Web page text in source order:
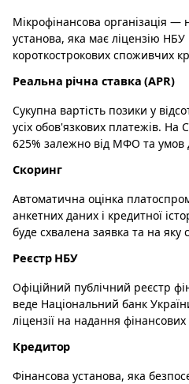
Мікрофінансова організація —
установа, яка має ліцензію НБУ
короткострокових споживчих
Реальна річна ставка (APR)
Сукупна вартість позики у
усіх обов'язкових платежів. На
625% залежно від МФО та умов
Скоринг
Автоматична оцінка
анкетних даних і кредитної
буде схвалена заявка та на яку
Реєстр НБУ
Офіційний публічний реєстр
веде Національний банк
ліцензії на надання фінансових
Кредитор
Фінансова установа, яка